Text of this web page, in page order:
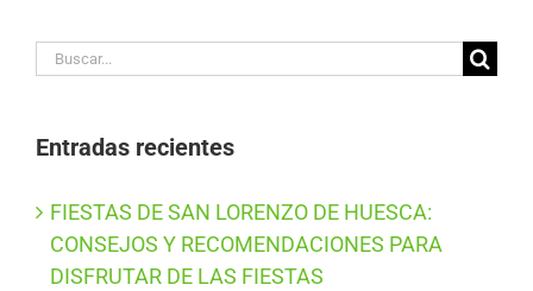
Buscar:
Entradas recientes
FIESTAS DE SAN LORENZO DE HUESCA:
CONSEJOS Y RECOMENDACIONES PARA
DISFRUTAR DE LAS FIESTAS